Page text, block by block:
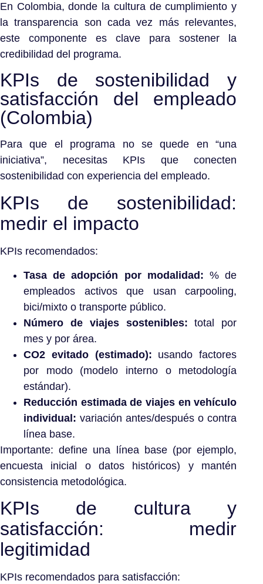
En Colombia, donde la cultura de cumplimiento y
la transparencia son cada vez más relevantes,
este componente es clave para sostener la
credibilidad del programa.
KPIs de sostenibilidad y
satisfacción del empleado
(Colombia)
Para que el programa no se quede en “una
iniciativa”, necesitas KPIs que conecten
sostenibilidad con experiencia del empleado.
KPIs de sostenibilidad:
medir el impacto
KPIs recomendados:
Tasa de adopción por modalidad: % de
empleados activos que usan carpooling,
bici/mixto o transporte público.
Número de viajes sostenibles: total por
mes y por área.
CO2 evitado (estimado): usando factores
por modo (modelo interno o metodología
estándar).
Reducción estimada de viajes en vehículo
individual: variación antes/después o contra
línea base.
Importante: define una línea base (por ejemplo,
encuesta inicial o datos históricos) y mantén
consistencia metodológica.
KPIs de cultura y
satisfacción: medir
legitimidad
KPIs recomendados para satisfacción: